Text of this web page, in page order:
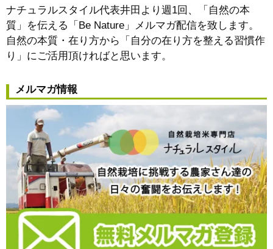
ナチュラルスタイル代表井田より週1回、「自然の本
質」を伝える「Be Nature」メルマガ配信を致します。
自然の本質・在り方から
「自分の在り方を整える習慣作
り」 にご活用頂ければと思います。
メルマガ情報